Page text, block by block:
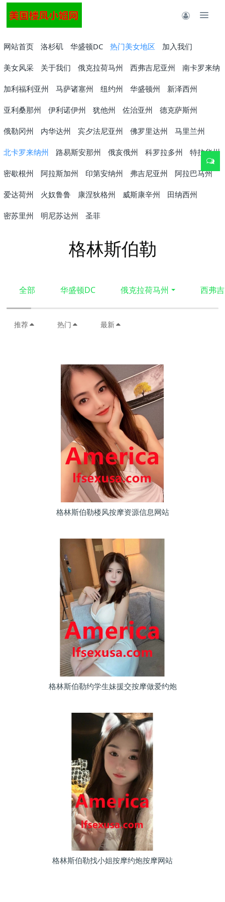
网站首页 洛杉矶 华盛顿DC 热门美女地区 加入我们
美女风采 关于我们 俄克拉荷马州 西弗吉尼亚州 南卡罗来纳
加利福利亚州 马萨诸塞州 纽约州 华盛顿州 新泽西州
亚利桑那州 伊利诺伊州 犹他州 佐治亚州 德克萨斯州
俄勒冈州 内华达州 宾夕法尼亚州 佛罗里达州 马里兰州
北卡罗来纳州 路易斯安那州 俄亥俄州 科罗拉多州 特拉华州
密歇根州 阿拉斯加州 印第安纳州 弗吉尼亚州 阿拉巴马州
爱达荷州 火奴鲁鲁 康涅狄格州 威斯康辛州 田纳西州
密苏里州 明尼苏达州 圣菲
格林斯伯勒
全部 华盛顿DC 俄克拉荷马州 西弗
推荐 热门 最新
格林斯伯勒楼风按摩资源信息网站
格林斯伯勒约学生妹援交按摩做爱约炮
格林斯伯勒找小姐按摩约炮按摩网站